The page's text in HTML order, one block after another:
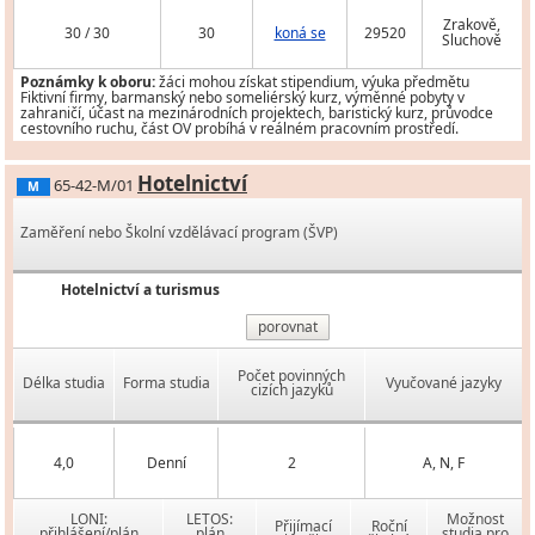
30 / 30 30 koná se 29520 Zrakově,
Sluchově
Poznámky k oboru:žáci mohou získat stipendium, výuka předmětu
Fiktivní firmy, barmanský nebo someliérský kurz, výměnné pobyty v
zahraničí, účast na mezinárodních projektech, baristický kurz, průvodce
cestovního ruchu, část OV probíhá v reálném pracovním prostředí.
M 65-42-M/01 Hotelnictví
Zaměření nebo Školní vzdělávací program (ŠVP)
Hotelnictví a turismus
porovnat
Délka studia Forma studia Počet povinných
cizích jazyků Vyučované jazyky
4,0 Denní 2 A, N, F
LONI: LETOS: Přijímací Roční Možnost